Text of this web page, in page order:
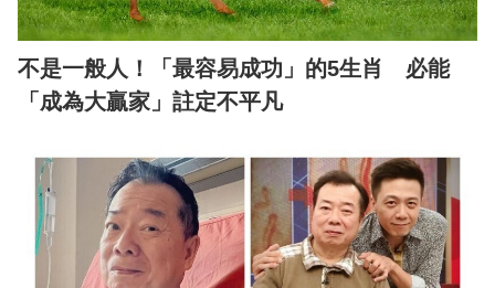
不是一般人！「最容易成功」的5生肖 必能
「成為大贏家」註定不平凡